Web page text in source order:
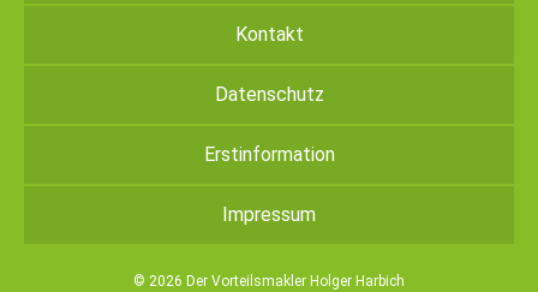
Kontakt
Datenschutz
Erstinformation
Impressum
© 2026 Der Vorteilsmakler Holger Harbich